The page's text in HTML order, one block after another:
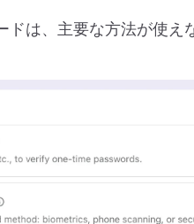
は、主要な方法が使え